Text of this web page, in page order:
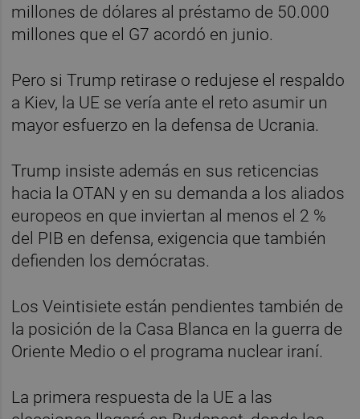
millones de dólares al préstamo de 50.000
millones que el G7 acordó en junio.
Pero si Trump retirase o redujese el respaldo
a Kiev, la UE se vería ante el reto asumir un
mayor esfuerzo en la defensa de Ucrania.
Trump insiste además en sus reticencias
hacia la OTAN y en su demanda a los aliados
europeos en que inviertan al menos el 2 %
del PIB en defensa, exigencia que también
defienden los demócratas.
Los Veintisiete están pendientes también de
la posición de la Casa Blanca en la guerra de
Oriente Medio o el programa nuclear iraní.
La primera respuesta de la UE a las